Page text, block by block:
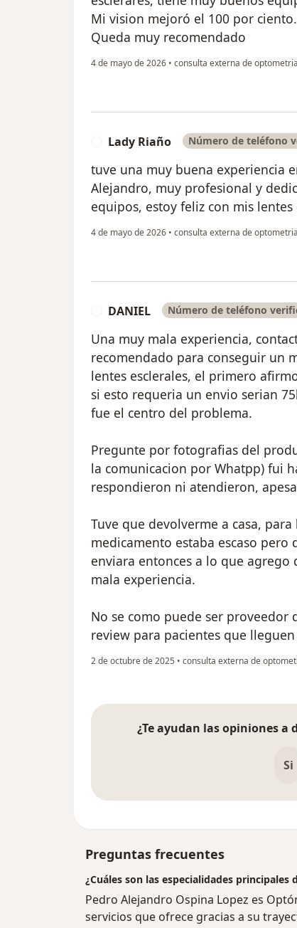
Mi vision mejoró el 100 por ciento.
Queda muy recomendado
4 de mayo de 2026 • consulta externa de optometria
Lady Riaño Número de teléfono
tuve una muy buena experiencia
Alejandro, muy profesional y
equipos, estoy feliz con mis lentes
4 de mayo de 2026 • consulta externa de optometria
DANIEL Número de teléfono
Una muy mala experiencia,
recomendado para conseguir un
lentes esclerales, el primero
si esto requeria un envio serian
fue el centro del problema.
Pregunte por fotografias del
la comunicacion por Whatpp) fui
respondieron ni atendieron,
Tuve que devolverme a casa,
medicamento estaba escaso
enviara entonces a lo que agrego
mala experiencia.
No se como puede ser proveedor
review para pacientes que
2 de octubre de 2025 • consulta externa de
¿Te ayudan las opiniones a
Si
Preguntas frecuentes
¿Cuáles son las especialidades principales
Pedro Alejandro Ospina Lopez es
servicios que ofrece gracias a su